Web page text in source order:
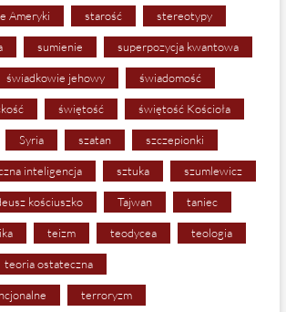
Ameryki starość stereotypy
sumienie superpozycja kwantowa
świadkowie jehowy świadomość
świętość świętość Kościoła
Syria szatan szczepionki
inteligencja sztuka szumlewicz
kościuszko Tajwan taniec
teizm teodycea teologia
teoria ostateczna
terroryzm